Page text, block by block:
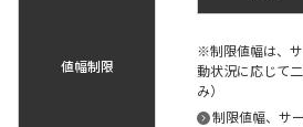
値幅制限
※制限値幅は、
動状況に応じて
み）
制限値幅、サ